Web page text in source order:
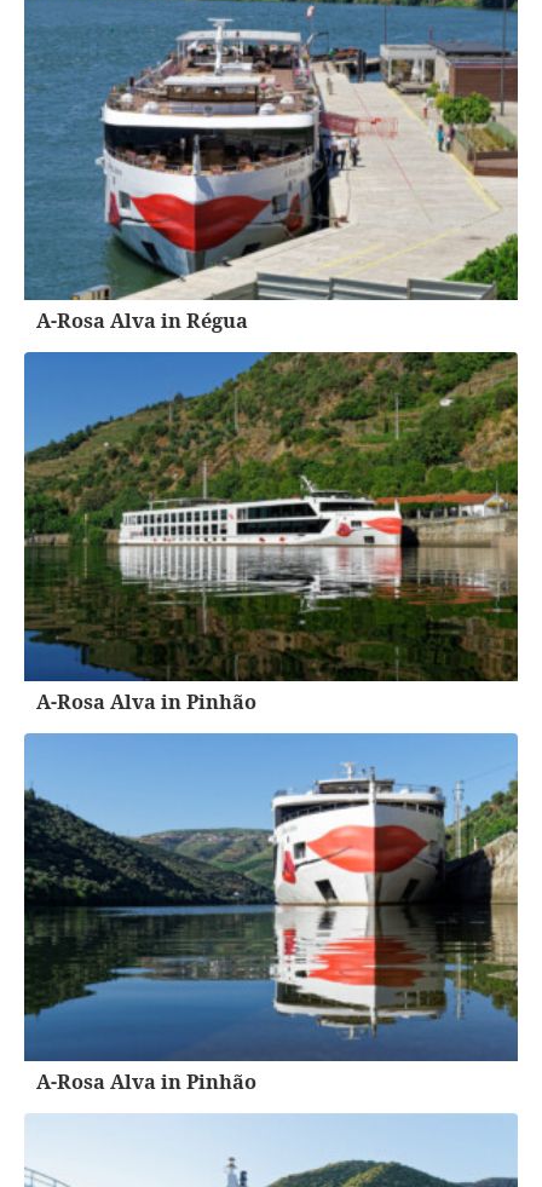
A-Rosa Alva in Régua
A-Rosa Alva in Pinhão
A-Rosa Alva in Pinhão